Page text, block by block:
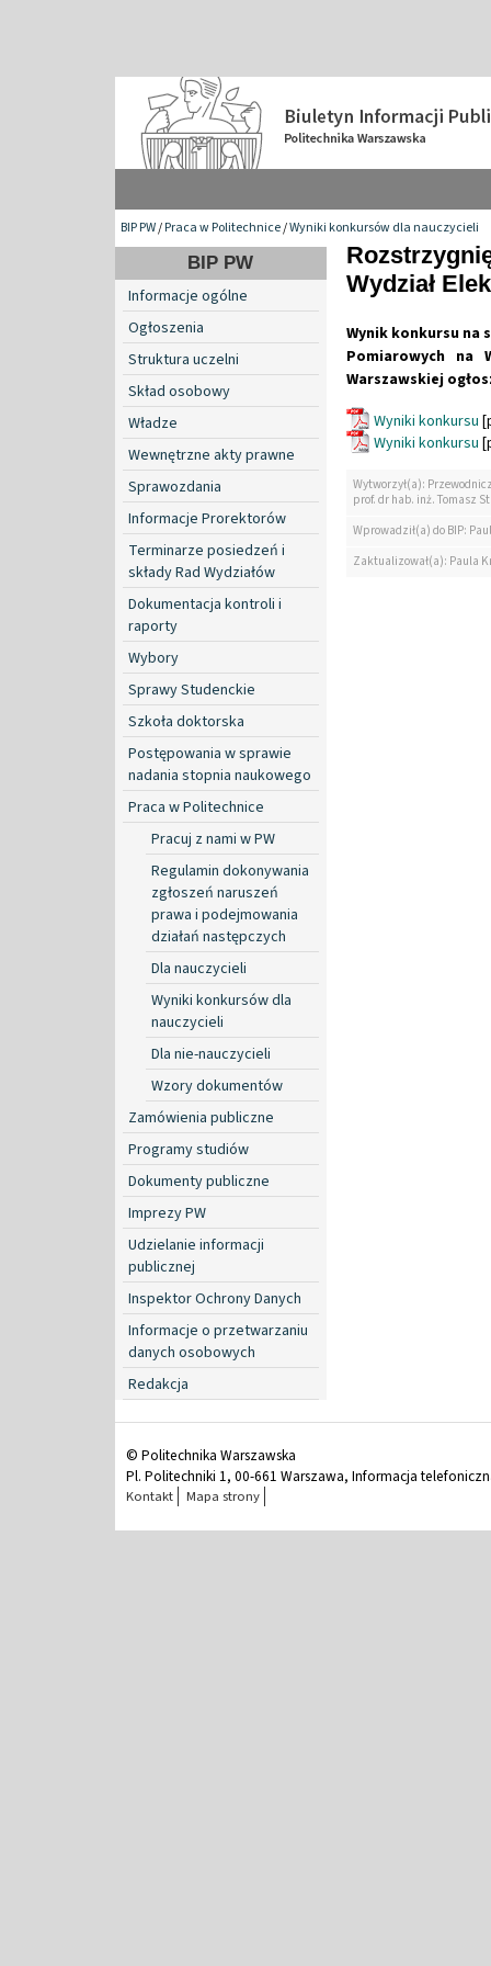
BIP PW/Praca w Politechnice/Wyniki konkursów dla nauczycieli
BIP PW
Informacje ogólne
Ogłoszenia
Struktura uczelni
Skład osobowy
Władze
Wewnętrzne akty prawne
Sprawozdania
Informacje Prorektorów
Terminarze posiedzeń i
składy Rad Wydziałów
Dokumentacja kontroli i
raporty
Wybory
Sprawy Studenckie
Szkoła doktorska
Postępowania w sprawie
nadania stopnia naukowego
Praca w Politechnice
Pracuj z nami w PW
Regulamin dokonywania
zgłoszeń naruszeń
prawa i podejmowania
działań następczych
Dla nauczycieli
Wyniki konkursów dla
nauczycieli
Dla nie-nauczycieli
Wzory dokumentów
Zamówienia publiczne
Programy studiów
Dokumenty publiczne
Imprezy PW
Udzielanie informacji
publicznej
Inspektor Ochrony Danych
Informacje o przetwarzaniu
danych osobowych
Redakcja
Wydział
Wynik konkursu na
Pomiarowych na
Warszawskiej
Wyniki konkursu
Wyniki konkursu
Wytworzył(a):
prof. dr hab. inż. Tomasz
Wprowadził(a) do BIP:
Zaktualizował(a): Paula
© Politechnika Warszawska
Pl. Politechniki 1, 00-661 Warszawa, Informacja
Kontakt Mapa strony